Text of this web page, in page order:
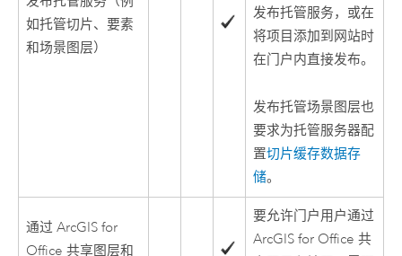
如托管切片、要素
和场景图层）
发布托管服务，或在
将项目添加到网站时
在门户内直接发布。
发布托管场景图层也
要求为托管服务器配
置切片缓存数据存
储。
通过ArcGIS for
Office 共享图层和
要允许门户用户通过
ArcGIS for Office 共